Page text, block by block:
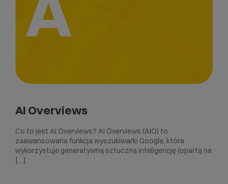
AI Overviews
Co to jest AI Overviews? AI Overviews (AIO) to
zaawansowana funkcja wyszukiwarki Google, która
wykorzystuje generatywną sztuczną inteligencję (opartą na
[…]